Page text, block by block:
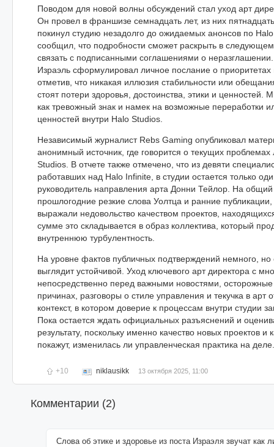
Поводом для новой волны обсуждений стал уход арт
Он провел в франшизе семнадцать лет, из них
покинул студию незадолго до ожидаемых анонсов по
сообщил, что подробности сможет раскрыть в
связать с подписанными соглашениями о
Израэль сформулировал личное послание о приоритетах
отметив, что никакая иллюзия стабильности или
стоят потери здоровья, достоинства, этики и ценностей.
как тревожный знак и намек на возможные переработки
ценностей внутри Halo Studios.
Независимый журналист Rebs Gaming опубликовал
анонимный источник, где говорится о текущих проблемах
Studios. В отчете также отмечено, что из девяти
работавших над Halo Infinite, в студии остается только
руководитель направления арта Донни Тейлор. На
прошлогодние резкие слова Уолтца и ранние публикации,
выражали недовольство качеством проектов,
сумме это складывается в образ коллектива, который
внутреннюю турбулентность.
На уровне фактов публичных подтверждений немного, но
выглядит устойчивой. Уход ключевого арт директора с
непосредственно перед важными новостями,
причинах, разговоры о стиле управления и текучка в
контекст, в котором доверие к процессам внутри студии
Пока остается ждать официальных разъяснений и
результату, поскольку именно качество новых проектов и
покажут, изменилась ли управленческая практика на деле.
+10 niklausikk 13 октября 2025, 11:00
Комментарии (2)
Слова об этике и здоровье из поста Израэля звучат как